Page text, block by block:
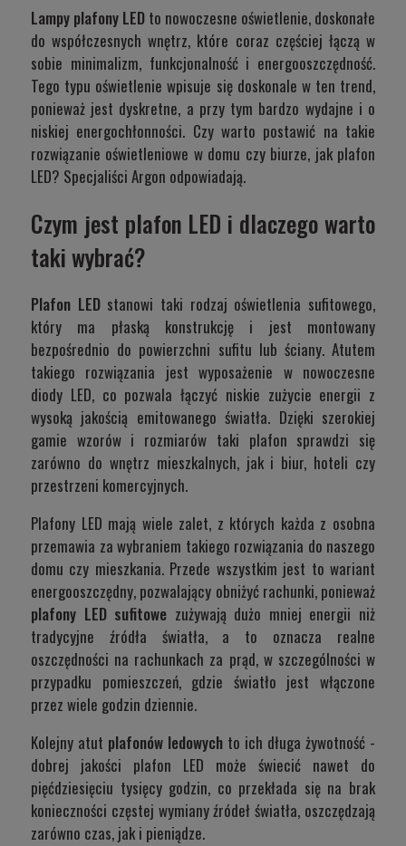
Lampy plafony LED to nowoczesne oświetlenie, doskonałe
do współczesnych wnętrz, które coraz częściej łączą w
sobie minimalizm, funkcjonalność i energooszczędność.
Tego typu oświetlenie wpisuje się doskonale w ten trend,
ponieważ jest dyskretne, a przy tym bardzo wydajne i o
niskiej energochłonności. Czy warto postawić na takie
rozwiązanie oświetleniowe w domu czy biurze, jak plafon
LED? Specjaliści Argon odpowiadają.
Czym jest plafon LED i dlaczego warto
taki wybrać?
Plafon LEDstanowi taki rodzaj oświetlenia sufitowego,
który ma płaską konstrukcję i jest montowany
bezpośrednio do powierzchni sufitu lub ściany. Atutem
takiego rozwiązania jest wyposażenie w nowoczesne
diody LED, co pozwala łączyć niskie zużycie energii z
wysoką jakością emitowanego światła. Dzięki szerokiej
gamie wzorów i rozmiarów taki plafon sprawdzi się
zarówno do wnętrz mieszkalnych, jak i biur, hoteli czy
przestrzeni komercyjnych.
Plafony LED mają wiele zalet, z których każda z osobna
przemawia za wybraniem takiego rozwiązania do naszego
domu czy mieszkania. Przede wszystkim jest to wariant
energooszczędny, pozwalający obniżyć rachunki, ponieważ
plafony LED sufitowe zużywają dużo mniej energii niż
tradycyjne źródła światła, a to oznacza realne
oszczędności na rachunkach za prąd, w szczególności w
przypadku pomieszczeń, gdzie światło jest włączone
przez wiele godzin dziennie.
Kolejny atut plafonów ledowych to ich długa żywotność -
dobrej jakości plafon LED może świecić nawet do
pięćdziesięciu tysięcy godzin, co przekłada się na brak
konieczności częstej wymiany źródeł światła, oszczędzają
zarówno czas, jak i pieniądze.